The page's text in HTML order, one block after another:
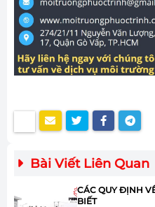
Bài Viết Liên Quan
CÁC QUY ĐỊNH
BIẾT